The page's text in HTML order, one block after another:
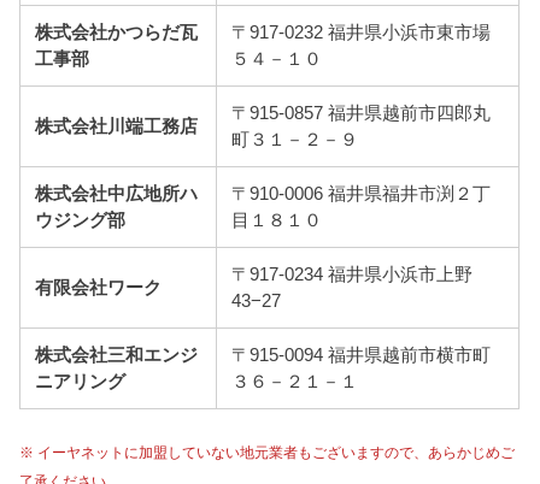
株式会社かつらだ瓦
工事部
〒917-0232 福井県小浜市東市場
５４－１０
株式会社川端工務店
〒915-0857 福井県越前市四郎丸
町３１－２－９
株式会社中広地所ハ
ウジング部
〒910-0006 福井県福井市渕２丁
目１８１０
有限会社ワーク
〒917-0234 福井県小浜市上野
43−27
株式会社三和エンジ
ニアリング
〒915-0094 福井県越前市横市町
３６－２１－１
※ イーヤネットに加盟していない地元業者もございますので、あらかじめご